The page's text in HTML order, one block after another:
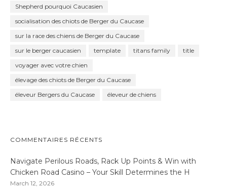
Shepherd pourquoi Caucasien
socialisation des chiots de Berger du Caucase
sur la race des chiens de Berger du Caucase
sur le berger caucasien
template titans family
title
voyager avec votre chien
élevage des chiots de Berger du Caucase
éleveur Bergers du Caucase
éleveur de chiens
COMMENTAIRES RÉCENTS
Navigate Perilous Roads, Rack Up Points & Win with
Chicken Road Casino – Your Skill Determines the H
March 12, 2026